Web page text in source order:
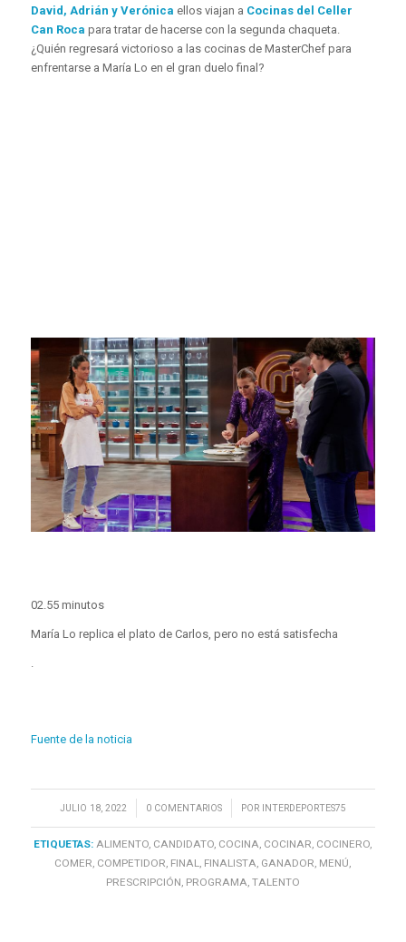
David, Adrián y Verónica ellos viajan a Cocinas del Celler
Can Roca para tratar de hacerse con la segunda chaqueta.
¿Quién regresará victorioso a las cocinas de MasterChef para
enfrentarse a María Lo en el gran duelo final?
02.55 minutos
María Lo replica el plato de Carlos, pero no está satisfecha
.
Fuente de la noticia
JULIO 18, 2022
/ 0 COMENTARIOS
/ POR INTERDEPORTES75
ETIQUETAS: ALIMENTO CANDIDATO COCINA COCINAR COCINERO
COMER COMPETIDOR FINAL FINALISTA GANADOR MENÚ
PRESCRIPCIÓN PROGRAMA TALENTO